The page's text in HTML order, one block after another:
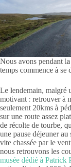
Nous avons pendant
temps commence à
Le lendemain, malgré
motivant : retrouver à
seulement 20kms à
sur une route assez
de récolte de tourbe,
une pause déjeuner
vite chassée par le
nous retrouvons les
musée dédié à Patrick